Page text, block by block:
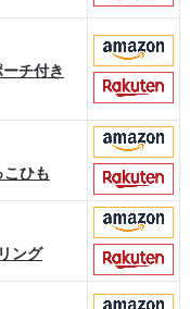
チ付き
ひも
ング